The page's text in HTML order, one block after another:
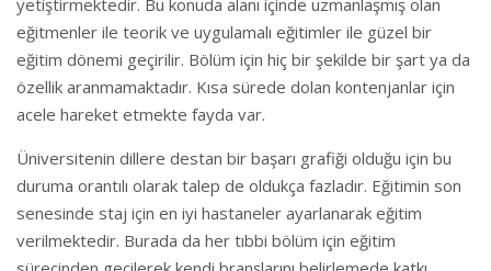
yetiştirmektedir. Bu konuda alanı içinde uzmanlaşmış olan
eğitmenler ile teorik ve uygulamalı eğitimler ile güzel bir
eğitim dönemi geçirilir. Bölüm için hiç bir şekilde bir şart ya da
özellik aranmamaktadır. Kısa sürede dolan kontenjanlar için
acele hareket etmekte fayda var.
Üniversitenin dillere destan bir başarı grafiği olduğu için bu
duruma orantılı olarak talep de oldukça fazladır. Eğitimin son
senesinde staj için en iyi hastaneler ayarlanarak eğitim
verilmektedir. Burada da her tıbbi bölüm için eğitim